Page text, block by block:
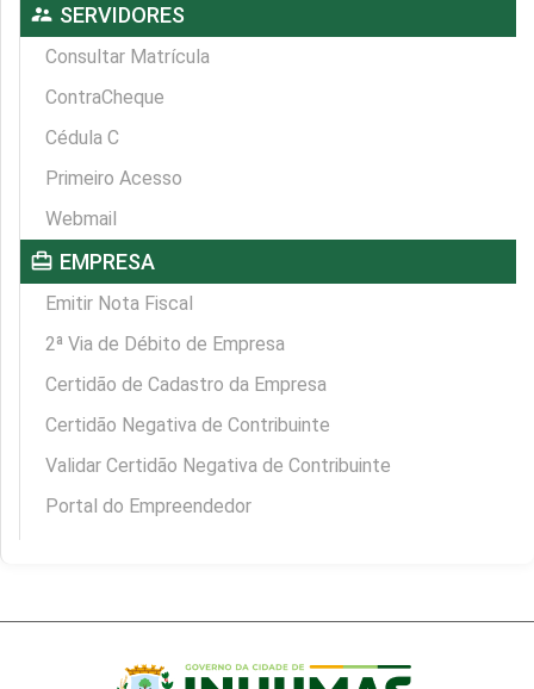
supervisor_account SERVIDORES
Consultar Matrícula
ContraCheque
Cédula C
Primeiro Acesso
Webmail
card_travel EMPRESA
Emitir Nota Fiscal
2ª Via de Débito de Empresa
Certidão de Cadastro da Empresa
Certidão Negativa de Contribuinte
Validar Certidão Negativa de Contribuinte
Portal do Empreendedor